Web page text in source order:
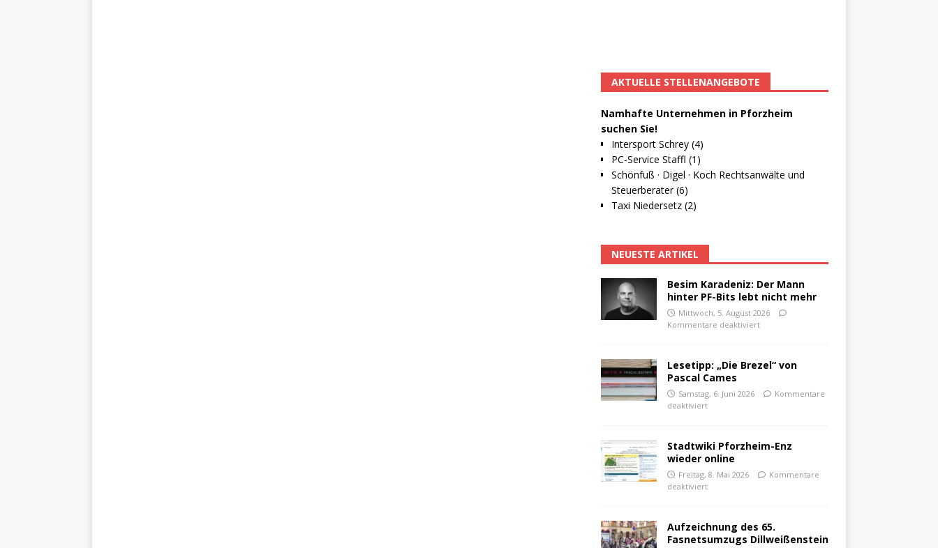
AKTUELLE STELLENANGEBOTE
Namhafte Unternehmen in Pforzheim
suchen Sie!
Intersport Schrey (4)
PC-Service Staffl (1)
Schönfuß · Digel · Koch Rechtsanwälte und
Steuerberater (6)
Taxi Niedersetz (2)
NEUESTE ARTIKEL
Besim Karadeniz: Der Mann
hinter PF-Bits lebt nicht mehr
Mittwoch, 5. August 2026
Kommentare deaktiviert
Lesetipp: „Die Brezel“ von
Pascal Cames
Samstag, 6. Juni 2026
Kommentare
deaktiviert
Stadtwiki Pforzheim-Enz
wieder online
Freitag, 8. Mai 2026
Kommentare
deaktiviert
Aufzeichnung des 65.
Fasnetsumzugs Dillweißenstein